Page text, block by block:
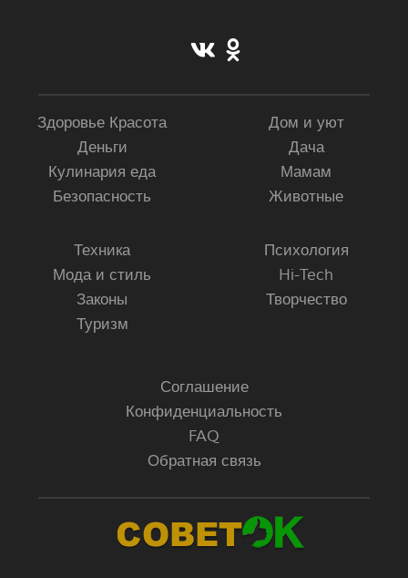
Здоровье Красота
Деньги
Кулинария еда
Безопасность
Дом и уют
Дача
Мамам
Животные
Техника
Мода и стиль
Законы
Туризм
Психология
Hi-Tech
Творчество
Соглашение
Конфиденциальность
FAQ
Обратная связь